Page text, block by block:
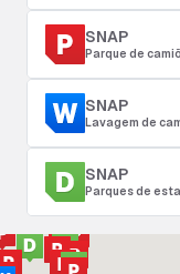
SNAP
Parque de
SNAP
Lavagem de
SNAP
Parques de